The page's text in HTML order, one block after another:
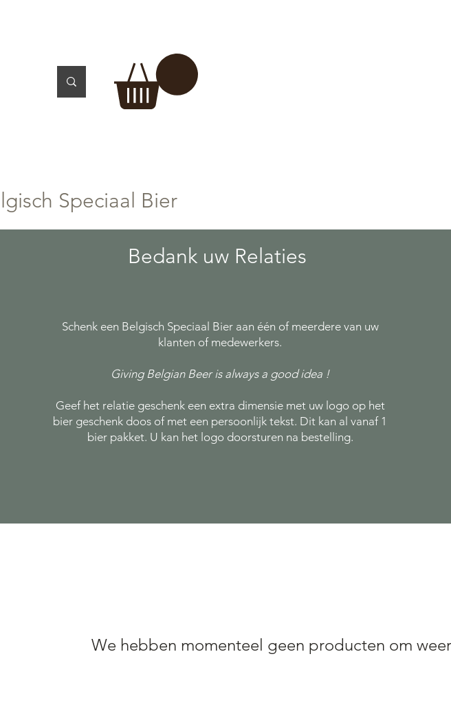
Speciaal Bier
Bedank uw Relaties
Schenk een Belgisch Speciaal Bier aan één of meerdere van uw
klanten of medewerkers.
Giving Belgian Beer is always a good idea !
Geef het relatie geschenk een extra dimensie met uw logo op het
bier geschenk doos of met een persoonlijk tekst. Dit kan al vanaf 1
bier pakket. U kan het logo doorsturen na bestelling.
We hebben momenteel geen producten om